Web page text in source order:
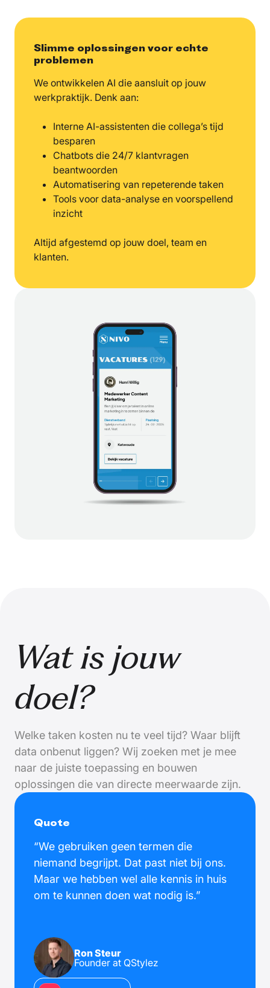
Slimme oplossingen voor echte
problemen
We ontwikkelen AI die aansluit op jouw
werkpraktijk. Denk aan:
Interne AI-assistenten die collega’s tijd
besparen
Chatbots die 24/7 klantvragen
beantwoorden
Automatisering van repeterende taken
Tools voor data-analyse en voorspellend
inzicht
Altijd afgestemd op jouw doel, team en
klanten.
Wat is jouw
doel?
Welke taken kosten nu te veel tijd? Waar blijft
data onbenut liggen? Wij zoeken met je mee
naar de juiste toepassing en bouwen
oplossingen die van directe meerwaarde zijn.
Quote
“We gebruiken geen termen die
niemand begrijpt. Dat past niet bij ons.
Maar we hebben wel alle kennis in huis
om te kunnen doen wat nodig is.”
Ron Steur
Founder at QStylez